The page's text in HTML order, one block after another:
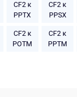
CF2 к
PPTX
CF2 к
PPSX
CF2 к
POTM
CF2 к
PPTM